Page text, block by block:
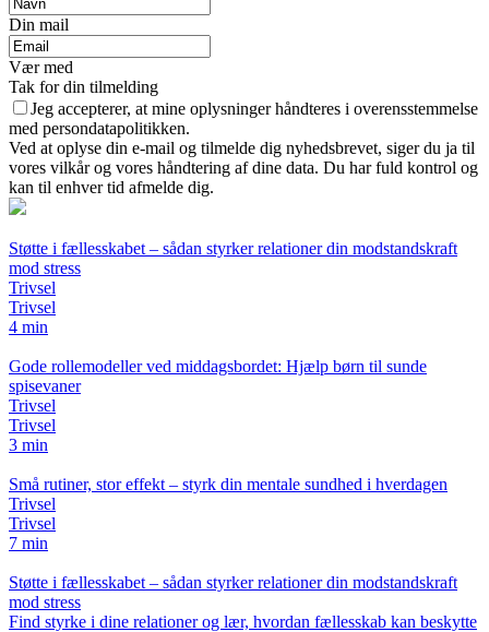
Din mail
Vær med
Tak for din tilmelding
Jeg accepterer, at mine oplysninger håndteres i overensstemmelse
med persondatapolitikken.
Ved at oplyse din e-mail og tilmelde dig nyhedsbrevet, siger du ja til
vores vilkår og vores håndtering af dine data. Du har fuld kontrol og
kan til enhver tid afmelde dig.
Støtte i fællesskabet – sådan styrker relationer din modstandskraft
mod stress
Trivsel
Trivsel
4 min
Gode rollemodeller ved middagsbordet: Hjælp børn til sunde
spisevaner
Trivsel
Trivsel
3 min
Små rutiner, stor effekt – styrk din mentale sundhed i hverdagen
Trivsel
Trivsel
7 min
Støtte i fællesskabet – sådan styrker relationer din modstandskraft
mod stress
Find styrke i dine relationer og lær, hvordan fællesskab kan beskytte